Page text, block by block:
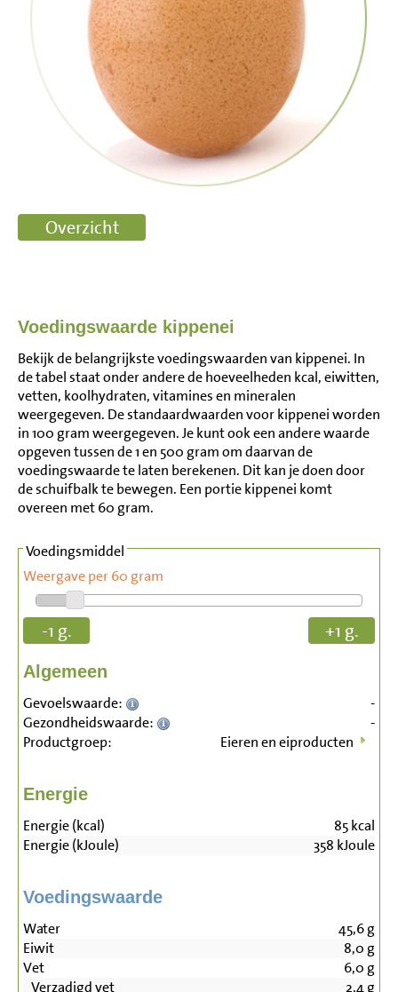
Voedingswaarde kippenei
Bekijk de belangrijkste voedingswaarden van kippenei. In
de tabel staat onder andere de hoeveelheden kcal, eiwitten,
vetten, koolhydraten, vitamines en mineralen
weergegeven. De standaardwaarden voor kippenei worden
in 100 gram weergegeven. Je kunt ook een andere waarde
opgeven tussen de 1 en 500 gram om daarvan de
voedingswaarde te laten berekenen. Dit kan je doen door
de schuifbalk te bewegen. Een portie kippenei komt
overeen met 60 gram.
Voedingsmiddel
Weergave per 60 gram
-1 g. +1 g.
Algemeen
Gevoelswaarde:
-
Gezondheidswaarde:
-
Productgroep:
Eieren en eiproducten
Energie
Energie (kcal) 85kcal
Energie (kJoule)
358 kJoule
Voedingswaarde
Water 45,6g
Eiwit
8,0 g
Vet
6,0 g
Verzadigd vet
2,4g